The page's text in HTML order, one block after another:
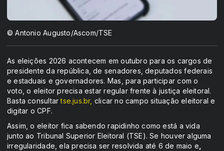
© Antonio Augusto/Ascom/TSE
As eleições 2026 acontecem em outubro para os cargos de
presidente da república, de senadores, deputados federais
e estaduais e governadores. Mas, para participar com o
voto, o eleitor precisa estar regular frente à justiça eleitoral.
Basta consultartse.jus.br, clicar no campo situação eleitoral e
digitar o CPF.
Assim, o eleitor fica sabendo rapidinho como está a vida
junto ao Tribunal Superior Eleitoral (TSE). Se houver alguma
irregularidade, ela precisa ser resolvida até 6 de maio e